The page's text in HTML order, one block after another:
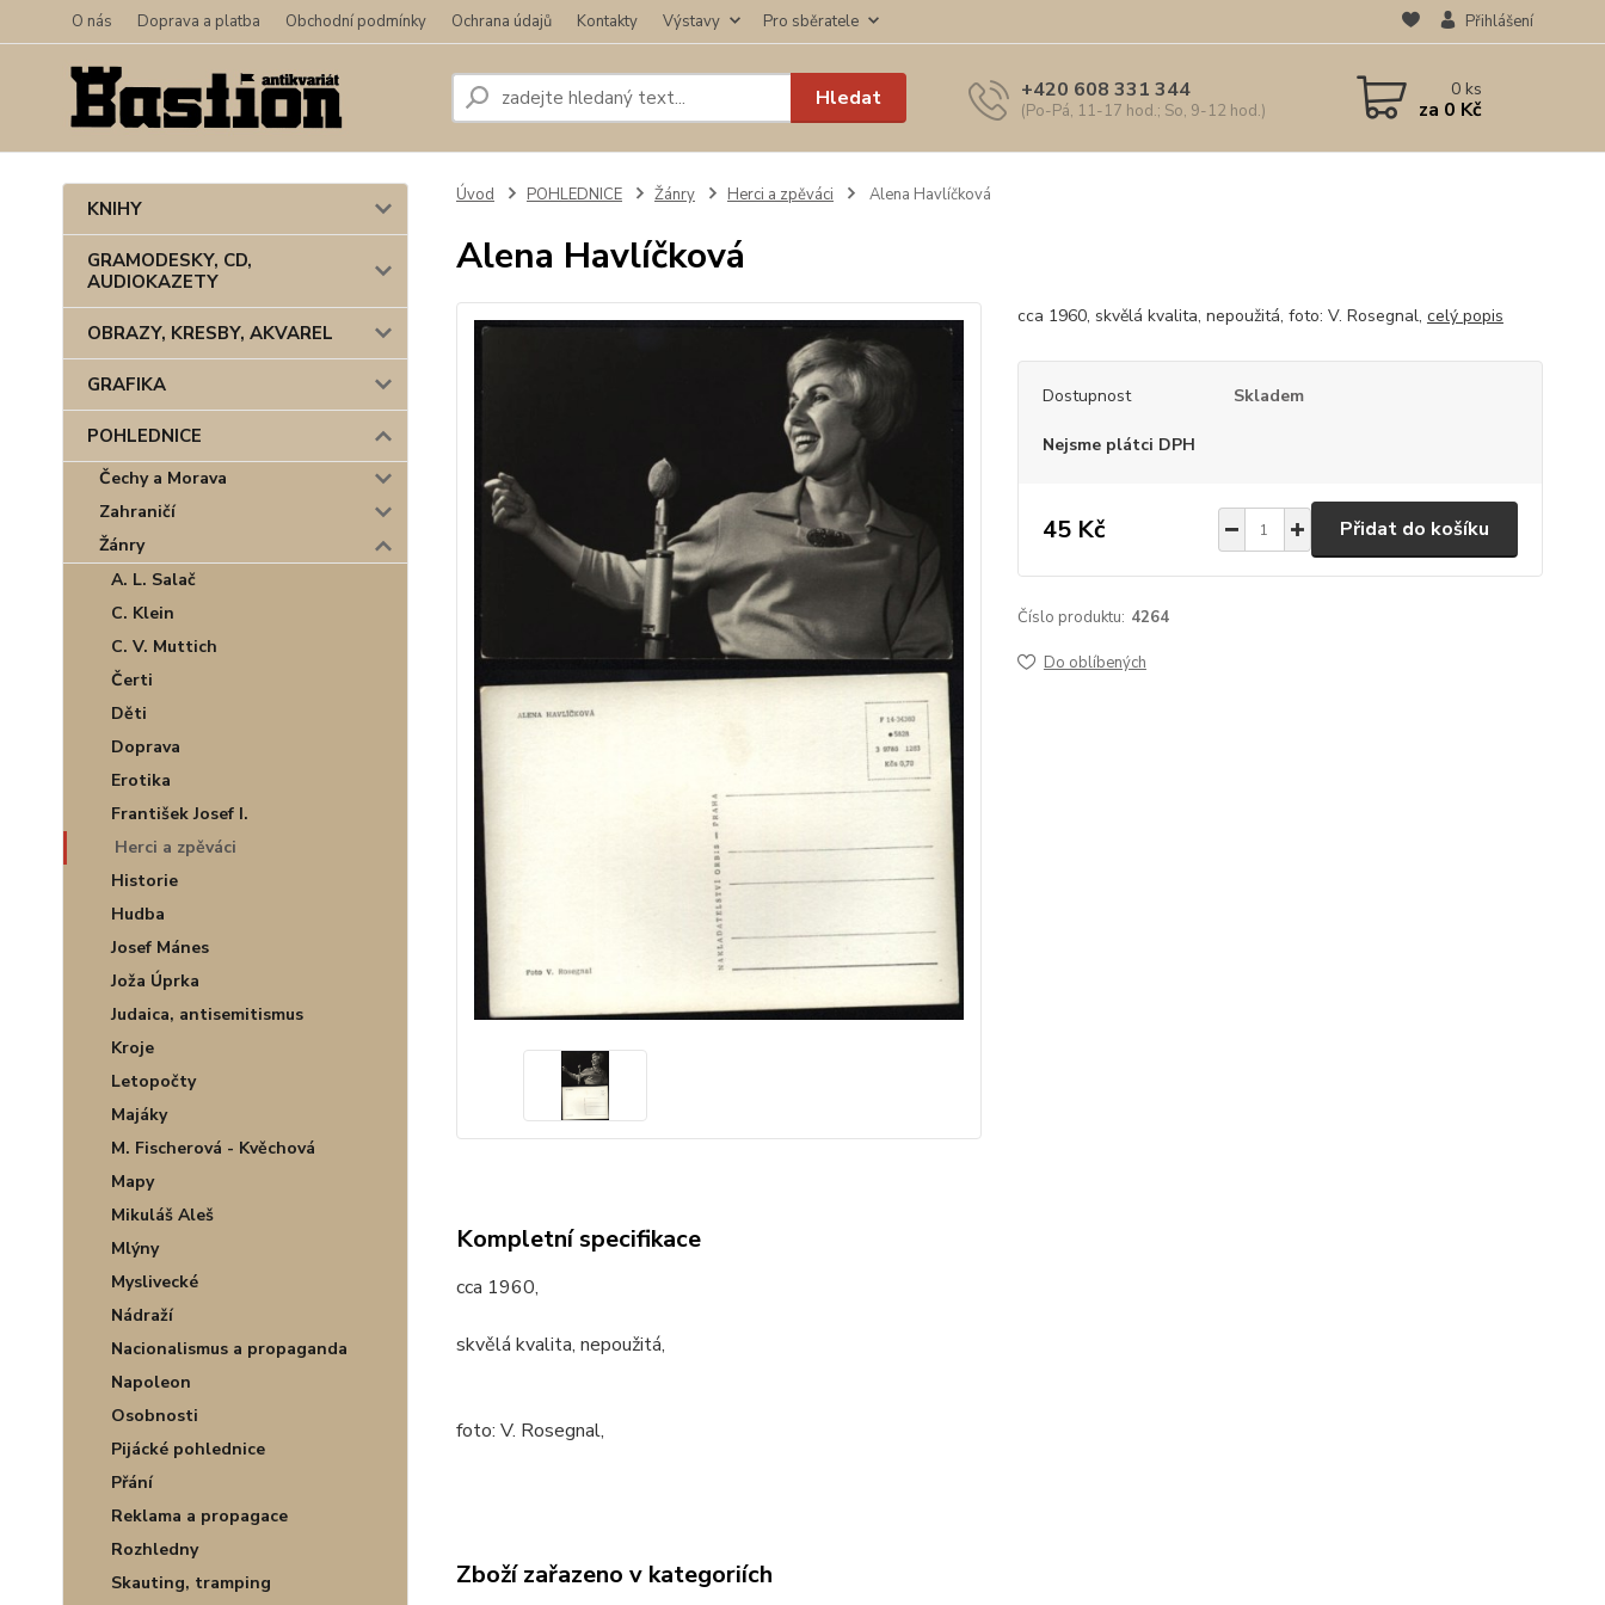
O nás Doprava a platba Obchodní podmínky Ochrana údajů Kontakty Výstavy Pro sběratele Přihlášení
Hledat +420 608 331 344
(Po-Pá, 11-17 hod.; So, 9-12 hod.)
0ks
za 0 Kč
KNIHY
GRAMODESKY, CD,
AUDIOKAZETY
OBRAZY, KRESBY, AKVAREL
GRAFIKA
POHLEDNICE
Čechy a Morava
Zahraničí
Žánry
A. L. Salač
C. Klein
C. V. Muttich
Čerti
Děti
Doprava
Erotika
František Josef I.
Herci a zpěváci
Historie
Hudba
Josef Mánes
Joža Úprka
Judaica, antisemitismus
Kroje
Letopočty
Majáky
M. Fischerová - Kvěchová
Mapy
Mikuláš Aleš
Mlýny
Myslivecké
Nádraží
Nacionalismus a propaganda
Napoleon
Osobnosti
Pijácké pohlednice
Přání
Reklama a propagace
Rozhledny
Skauting, tramping
Úvod POHLEDNICE Žánry Herci a zpěváci Alena Havlíčková
Alena Havlíčková
cca 1960, skvělá kvalita, nepoužitá, foto: V. Rosegnal, celý popis
Dostupnost Skladem
Nejsme plátci DPH
45 Kč Přidat do košíku
Číslo produktu: 4264
Do oblíbených
Kompletní specifikace
cca 1960,
skvělá kvalita, nepoužitá,
foto: V. Rosegnal,
Zboží zařazeno v kategoriích